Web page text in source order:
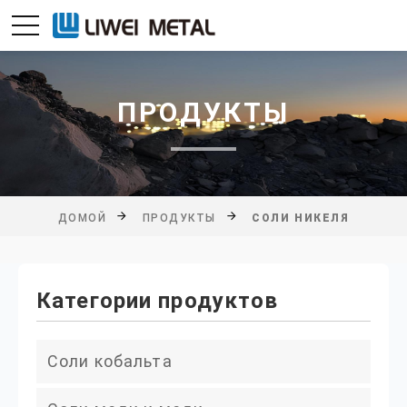
ПРОДУКТЫ
ДОМОЙ ПРОДУКТЫ СОЛИ НИКЕЛЯ
Категории продуктов
Соли кобальта